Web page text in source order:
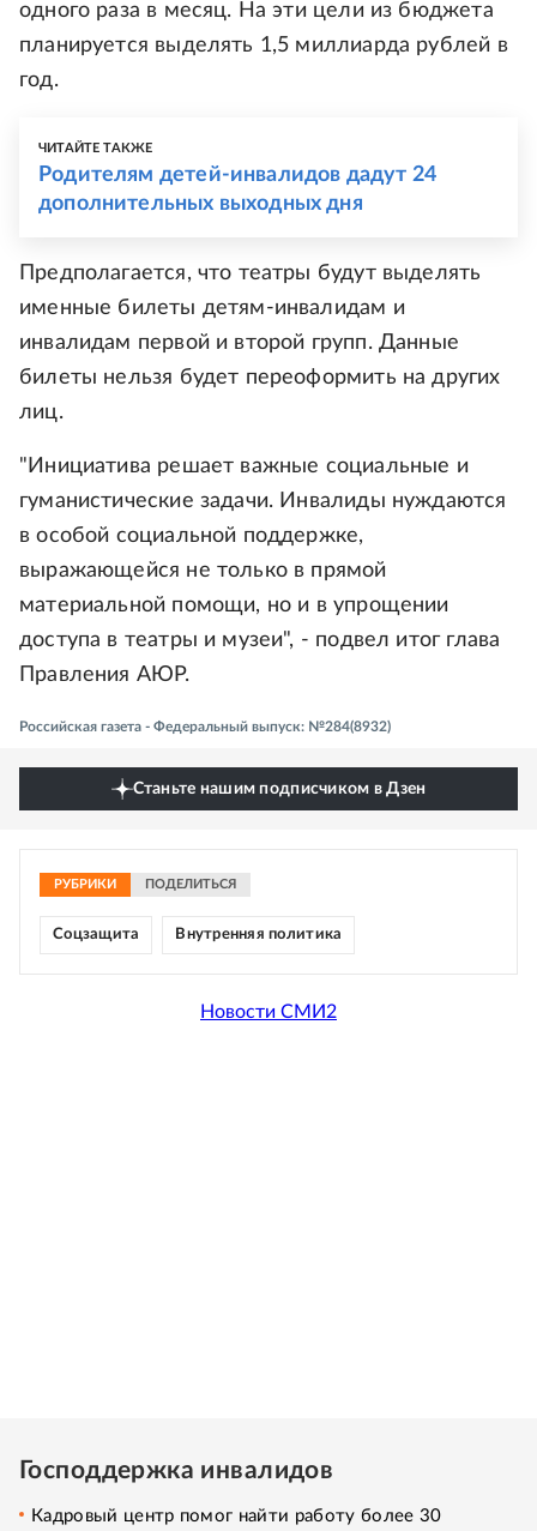
одного раза в месяц. На эти цели из бюджета
планируется выделять 1,5 миллиарда рублей в
год.
ЧИТАЙТЕ ТАКЖЕ
Родителям детей-инвалидов дадут 24
дополнительных выходных дня
Предполагается, что театры будут выделять
именные билеты детям-инвалидам и
инвалидам первой и второй групп. Данные
билеты нельзя будет переоформить на других
лиц.
"Инициатива решает важные социальные и
гуманистические задачи. Инвалиды нуждаются
в особой социальной поддержке,
выражающейся не только в прямой
материальной помощи, но и в упрощении
доступа в театры и музеи", - подвел итог глава
Правления АЮР.
Российская газета - Федеральный выпуск: №284(8932)
Станьте нашим подписчиком в Дзен
РУБРИКИ ПОДЕЛИТЬСЯ
Соцзащита Внутренняя политика
Новости СМИ2
Господдержка инвалидов
Кадровый центр помог найти работу более 30